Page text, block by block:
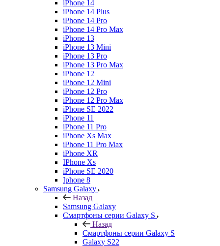
iPhone 14
iPhone 14 Plus
iPhone 14 Pro
iPhone 14 Pro Max
iPhone 13
iPhone 13 Mini
iPhone 13 Pro
iPhone 13 Pro Max
iPhone 12
iPhone 12 Mini
iPhone 12 Pro
iPhone 12 Pro Max
iPhone SE 2022
iPhone 11
iPhone 11 Pro
iPhone Xs Max
iPhone 11 Pro Max
iPhone XR
IPhone Xs
iPhone SE 2020
Iphone 8
Samsung Galaxy
Назад
Samsung Galaxy
Смартфоны серии Galaxy S
Назад
Смартфоны серии Galaxy S
Galaxy S22